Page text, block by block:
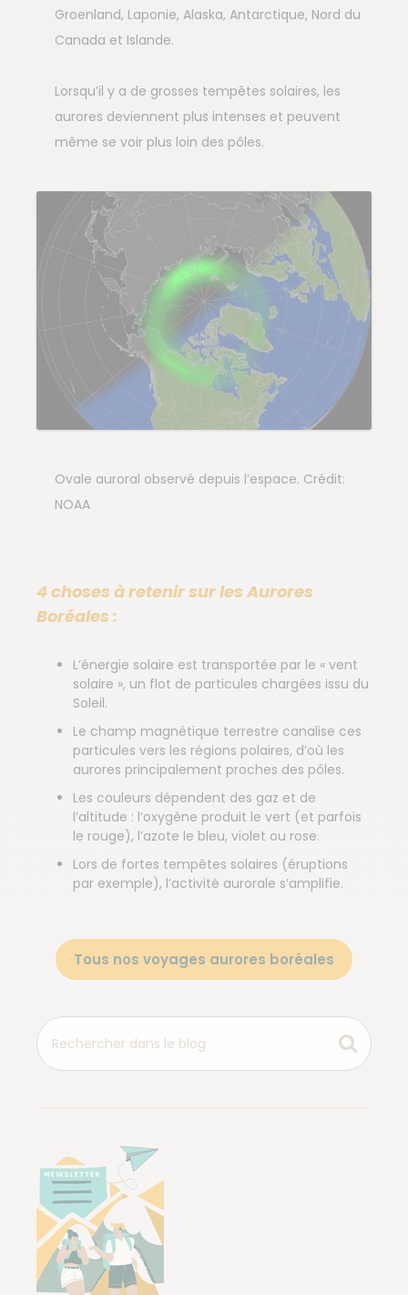
Groenland, Laponie, Alaska, Antarctique, Nord du
Canada et Islande.
Lorsqu’il y a de grosses tempêtes solaires, les
aurores deviennent plus intenses et peuvent
même se voir plus loin des pôles.
Ovale auroral observé depuis l’espace. Crédit:
NOAA
4 choses à retenir sur les Aurores
Boréales :
L’énergie solaire est transportée par le « vent
solaire », un flot de particules chargées issu du
Soleil.
Le champ magnétique terrestre canalise ces
particules vers les régions polaires, d’où les
aurores principalement proches des pôles.
Les couleurs dépendent des gaz et de
l’altitude : l’oxygène produit le vert (et parfois
le rouge), l’azote le bleu, violet ou rose.
Lors de fortes tempêtes solaires (éruptions
par exemple), l’activité aurorale s’amplifie.
Tous nos voyages aurores boréales